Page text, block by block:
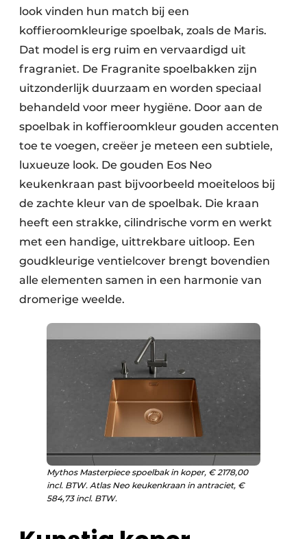
look vinden hun match bij een
koffieroomkleurige spoelbak, zoals de Maris.
Dat model is erg ruim en vervaardigd uit
fragraniet. De Fragranite spoelbakken zijn
uitzonderlijk duurzaam en worden speciaal
behandeld voor meer hygiëne. Door aan de
spoelbak in koffieroomkleur gouden accenten
toe te voegen, creëer je meteen een subtiele,
luxueuze look. De gouden Eos Neo
keukenkraan past bijvoorbeeld moeiteloos bij
de zachte kleur van de spoelbak. Die kraan
heeft een strakke, cilindrische vorm en werkt
met een handige, uittrekbare uitloop. Een
goudkleurige ventielcover brengt bovendien
alle elementen samen in een harmonie van
dromerige weelde.
Mythos Masterpiece spoelbak in koper, € 2178,00
incl. BTW. Atlas Neo keukenkraan in antraciet, €
584,73 incl. BTW.